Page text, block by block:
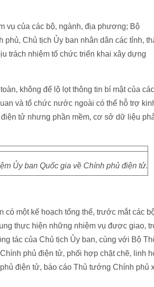
vụ của các bộ, ngành, địa phương; Bộ
Chủ tịch Ủy ban nhân dân các tỉnh,
trách nhiệm tổ chức triển khai xây dựng
không để lộ lọt thông tin bí mật của
và tổ chức nước ngoài có thể hỗ trợ
tử nhưng phần mềm, cơ sở dữ liệu
Ủy ban Quốc gia về Chính phủ điện tử.
một kế hoạch tổng thể, trước mắt các
thực hiện những nhiệm vụ được giao,
tác của Chủ tịch Ủy ban, cùng với Bộ
phủ điện tử, phối hợp chặt chẽ, linh
điện tử, báo cáo Thủ tướng Chính phủ